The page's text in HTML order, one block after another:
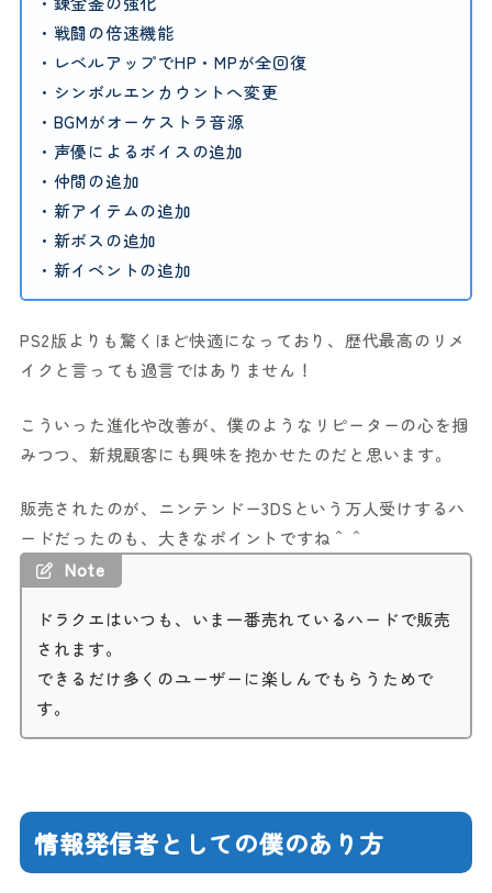
・戦闘の倍速機能
・レベルアップでHP・MPが全回復
・シンボルエンカウントへ変更
・BGMがオーケストラ音源
・声優によるボイスの追加
・仲間の追加
・新アイテムの追加
・新ボスの追加
・新イベントの追加
PS2版よりも驚くほど快適になっており、歴代最高のリメ
イクと言っても過言ではありません！
こういった進化や改善が、僕のようなリピーターの心を掴
みつつ、新規顧客にも興味を抱かせたのだと思います。
販売されたのが、ニンテンドー3DSという万人受けするハ
ードだったのも、大きなポイントですね＾＾
Note
ドラクエはいつも、いま一番売れているハードで販売
されます。
できるだけ多くのユーザーに楽しんでもらうためで
す。
情報発信者としての僕のあり方